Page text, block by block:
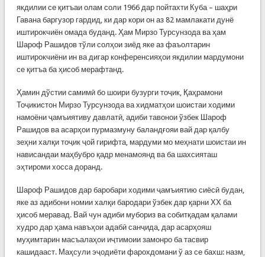
якдилии се қитъаи олам соли 1966 дар пойтахти Куба – шаҳри
Гавана баргузор гардид, ки дар кори он аз 82 мамлакати дунё
иштирокчиён омада буданд. Ҳам Мирзо Турсунзода ва ҳам
Шароф Рашидов тўли солҳои зиёд яке аз фаъолтарин
иштирокчиёни ин ва дигар конференсияҳои якдилии мардумони
се қитъа ба ҳисоб мерафтанд.
Ҳамин дўстии самимӣ бо шоири бузурги тоҷик, Қаҳрамони
Тоҷикистон Мирзо Турсунзода ва хидматҳои шоистаи ходими
намоёни ҷамъиятиву давлатӣ, адиби тавонои ўзбек Шароф
Рашидов ва асарҳои пурмазмуну баландғояи вай дар қалбу
зеҳни халқи тоҷик ҷой гирифта, мардуми мо меҳнати шоистаи ин
нависандаи маҳбубро қадр менамоянд ва ба шахсияташ
эҳтироми хосса доранд.
Шароф Рашидов дар баробари ходими ҷамъиятию сиёсӣ будан,
яке аз адибони номии халқи бародари ўзбек дар қарни ХХ ба
ҳисоб меравад. Вай чун адиби мубориз ва собитқадам қалами
худро дар ҳама навъҳои адабӣ санҷида, дар асарҳояш
муҳимтарин масъалаҳои иҷтимоии замонро ба тасвир
кашидааст. Маҳсули эҷодиёти фарохдомани ў аз се бахш: назм,